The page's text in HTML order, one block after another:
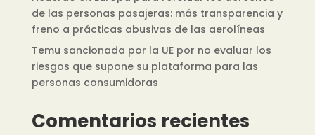
de las personas pasajeras: más transparencia y
freno a prácticas abusivas de las aerolíneas
Temu sancionada por la UE por no evaluar los
riesgos que supone su plataforma para las
personas consumidoras
Comentarios recientes